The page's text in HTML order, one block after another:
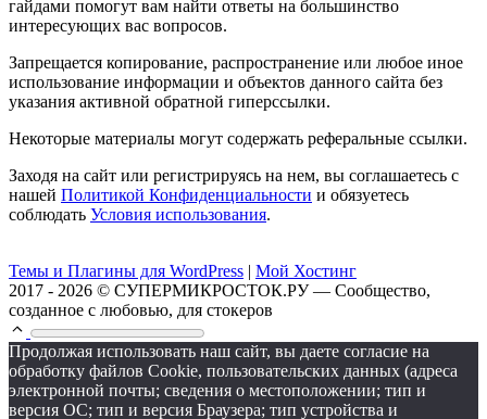
гайдами помогут вам найти ответы на большинство
интересующих вас вопросов.
Запрещается копирование, распространение или любое иное
использование информации и объектов данного сайта без
указания активной обратной гиперссылки.
Некоторые материалы могут содержать реферальные ссылки.
Заходя на сайт или регистрируясь на нем, вы соглашаетесь с
нашей Политикой Конфиденциальности и обязуетесь
соблюдать Условия использования.
Темы и Плагины для WordPress | Мой Хостинг
2017 - 2026 © СУПЕРМИКРОСТОК.РУ — Сообщество,
созданное с любовью, для стокеров
Продолжая использовать наш сайт, вы даете согласие на
обработку файлов Cookie, пользовательских данных (адреса
электронной почты; сведения о местоположении; тип и
версия ОС; тип и версия Браузера; тип устройства и